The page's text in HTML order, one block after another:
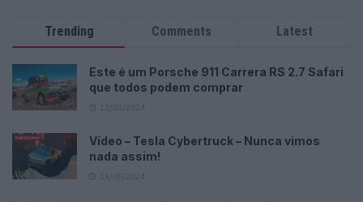
Trending Comments Latest
Este é um Porsche 911 Carrera RS 2.7 Safari
que todos podem comprar
Vídeo – Tesla Cybertruck – Nunca vimos
nada assim!